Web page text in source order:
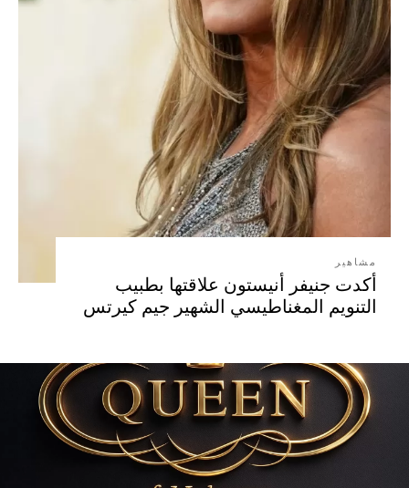
مشاهير
أكدت جنيفر أنيستون علاقتها بطبيب
التنويم المغناطيسي الشهير جيم كيرتس